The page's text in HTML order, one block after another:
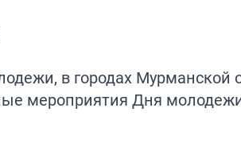
в городах Мурманской
мероприятия Дня